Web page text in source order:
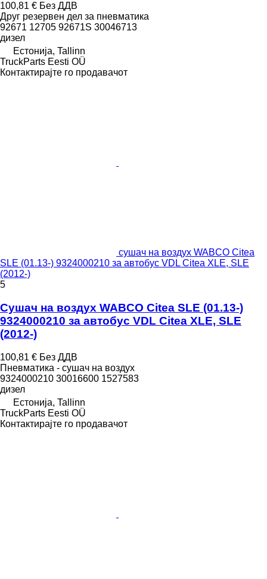
100,81 € Без ДДВ
Друг резервен дел за пневматика
92671 12705 92671S 30046713
дизел
Естонија, Tallinn
TruckParts Eesti OÜ
Контактирајте го продавачот
сушач на воздух WABCO Citea
SLE (01.13-) 9324000210 за автобус VDL Citea XLE, SLE
(2012-)
5
Сушач на воздух WABCO Citea SLE (01.13-)
9324000210 за автобус VDL Citea XLE, SLE
(2012-)
100,81 € Без ДДВ
Пневматика - сушач на воздух
9324000210 30016600 1527583
дизел
Естонија, Tallinn
TruckParts Eesti OÜ
Контактирајте го продавачот